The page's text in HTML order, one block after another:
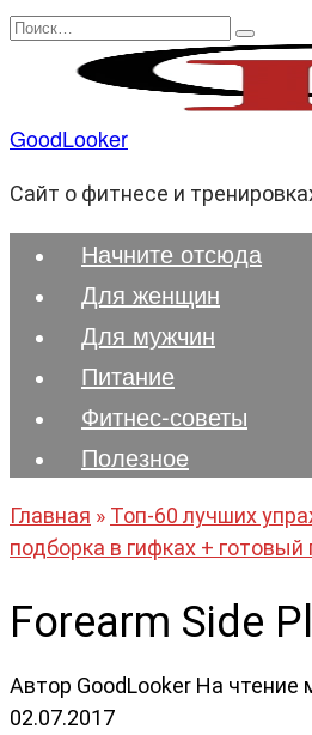
Перейти
содержанию
Search
GoodLooker
Сайт о фитнесе и
Начните отсюда
Для женщин
Для мужчин
Питание
Фитнес-советы
Полезноe
Главная » Топ-60 лучших
подборка в гифках + готовый
Forearm Side
Автор GoodLooker На чтение
02.07.2017